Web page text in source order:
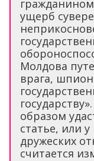
ущерб
Молдова
врага,
образом
статье, или
дружеских
считается